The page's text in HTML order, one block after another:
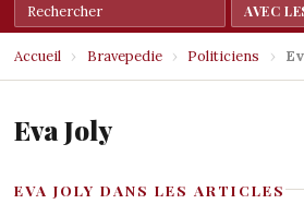
Accueil › Bravepedie › Politiciens ›
Eva Joly
EVA JOLY DANS LES ARTICLES